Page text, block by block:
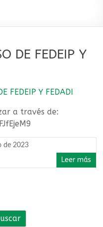
DE FEDEIP Y
a través de:
de 2023
Leer más